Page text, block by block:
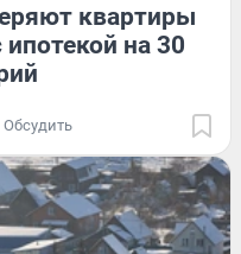
квартиры
ипотекой на 30
Обсудить